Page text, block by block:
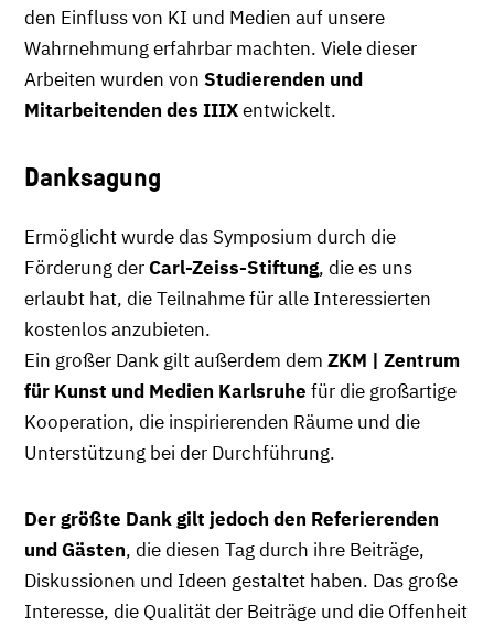
den Einfluss von KI und Medien auf unsere
Wahrnehmung erfahrbar machten. Viele dieser
Arbeiten wurden von Studierenden und
Mitarbeitenden des IIIXentwickelt.
Danksagung
Ermöglicht wurde das Symposium durch die
Förderung derCarl-Zeiss-Stiftung, die es uns
erlaubt hat, die Teilnahme für alle Interessierten
kostenlos anzubieten.
Ein großer Dank gilt außerdem dem ZKM | Zentrum
für Kunst und Medien Karlsruhe für die großartige
Kooperation, die inspirierenden Räume und die
Unterstützung bei der Durchführung.
Der größte Dank gilt jedoch den Referierenden
und Gästen, die diesen Tag durch ihre Beiträge,
Diskussionen und Ideen gestaltet haben. Das große
Interesse, die Qualität der Beiträge und die Offenheit